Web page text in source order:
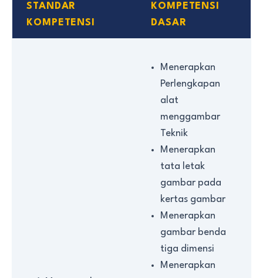
STANDAR
KOMPETENSI
KOMPETENSI
DASAR
Menerapkan
Perlengkapan
alat
menggambar
Teknik
Menerapkan
tata letak
gambar pada
kertas gambar
Menerapkan
gambar benda
tiga dimensi
Menerapkan